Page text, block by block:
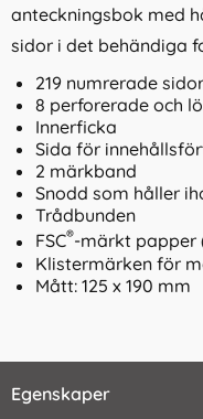
anteckningsbok med
sidor i det behändiga
219 numrerade sidor
8 perforerade och
Innerficka
Sida för
2 märkband
Snodd som håller
Trådbunden
FSC®-märkt papper
Klistermärken för
Mått: 125 x 190 mm
Egenskaper